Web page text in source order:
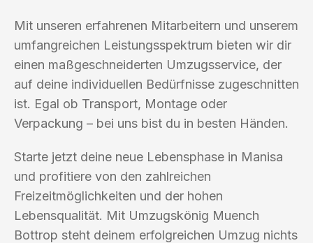
Mit unseren erfahrenen Mitarbeitern und unserem
umfangreichen Leistungsspektrum bieten wir dir
einen maßgeschneiderten Umzugsservice, der
auf deine individuellen Bedürfnisse zugeschnitten
ist. Egal ob Transport, Montage oder
Verpackung – bei uns bist du in besten Händen.
Starte jetzt deine neue Lebensphase in Manisa
und profitiere von den zahlreichen
Freizeitmöglichkeiten und der hohen
Lebensqualität. Mit Umzugskönig Muench
Bottrop steht deinem erfolgreichen Umzug nichts